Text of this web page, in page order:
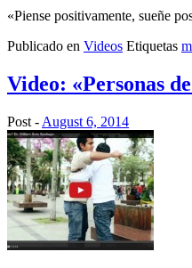
«Piense positivamente, sueñe
Publicado en Videos Etiquetas
Video: «Personas
Post - August 6, 2014